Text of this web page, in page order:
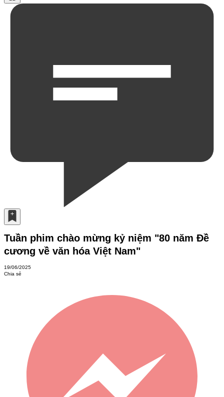
Tuần phim chào mừng kỷ niệm "80 năm Đề
cương về văn hóa Việt Nam"
19/06/2025
Chia sẻ